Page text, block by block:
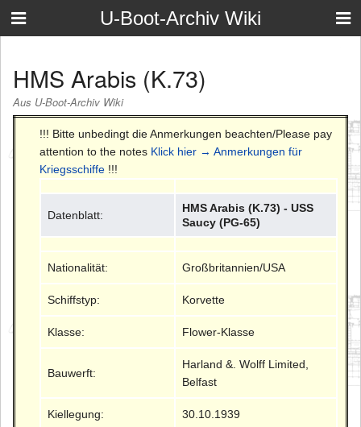
U-Boot-Archiv Wiki
HMS Arabis (K.73)
Aus U-Boot-Archiv Wiki
!!! Bitte unbedingt die Anmerkungen beachten/Please pay
attention to the notes Klick hier → Anmerkungen für
Kriegsschiffe !!!
Datenblatt:
HMS Arabis (K.73) - USS
Saucy (PG-65)
Nationalität: Großbritannien/USA
Schiffstyp: Korvette
Klasse: Flower-Klasse
Bauwerft:
Harland &. Wolff Limited,
Belfast
Kiellegung: 30.10.1939